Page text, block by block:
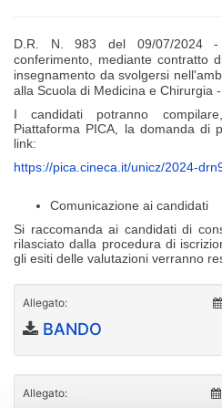
D.R. N. 983 del 09/07/2024
conferimento, mediante contratto
insegnamento da svolgersi
alla Scuola di Medicina e Chirurgia
I candidati potranno
Piattaforma PICA, la domanda di
link:
https://pica.cineca.it/unicz/2024-
Comunicazione ai candidati
Si raccomanda ai candidati di
rilasciato dalla procedura di
gli esiti delle valutazioni verranno
Allegato:
BANDO
Allegato: